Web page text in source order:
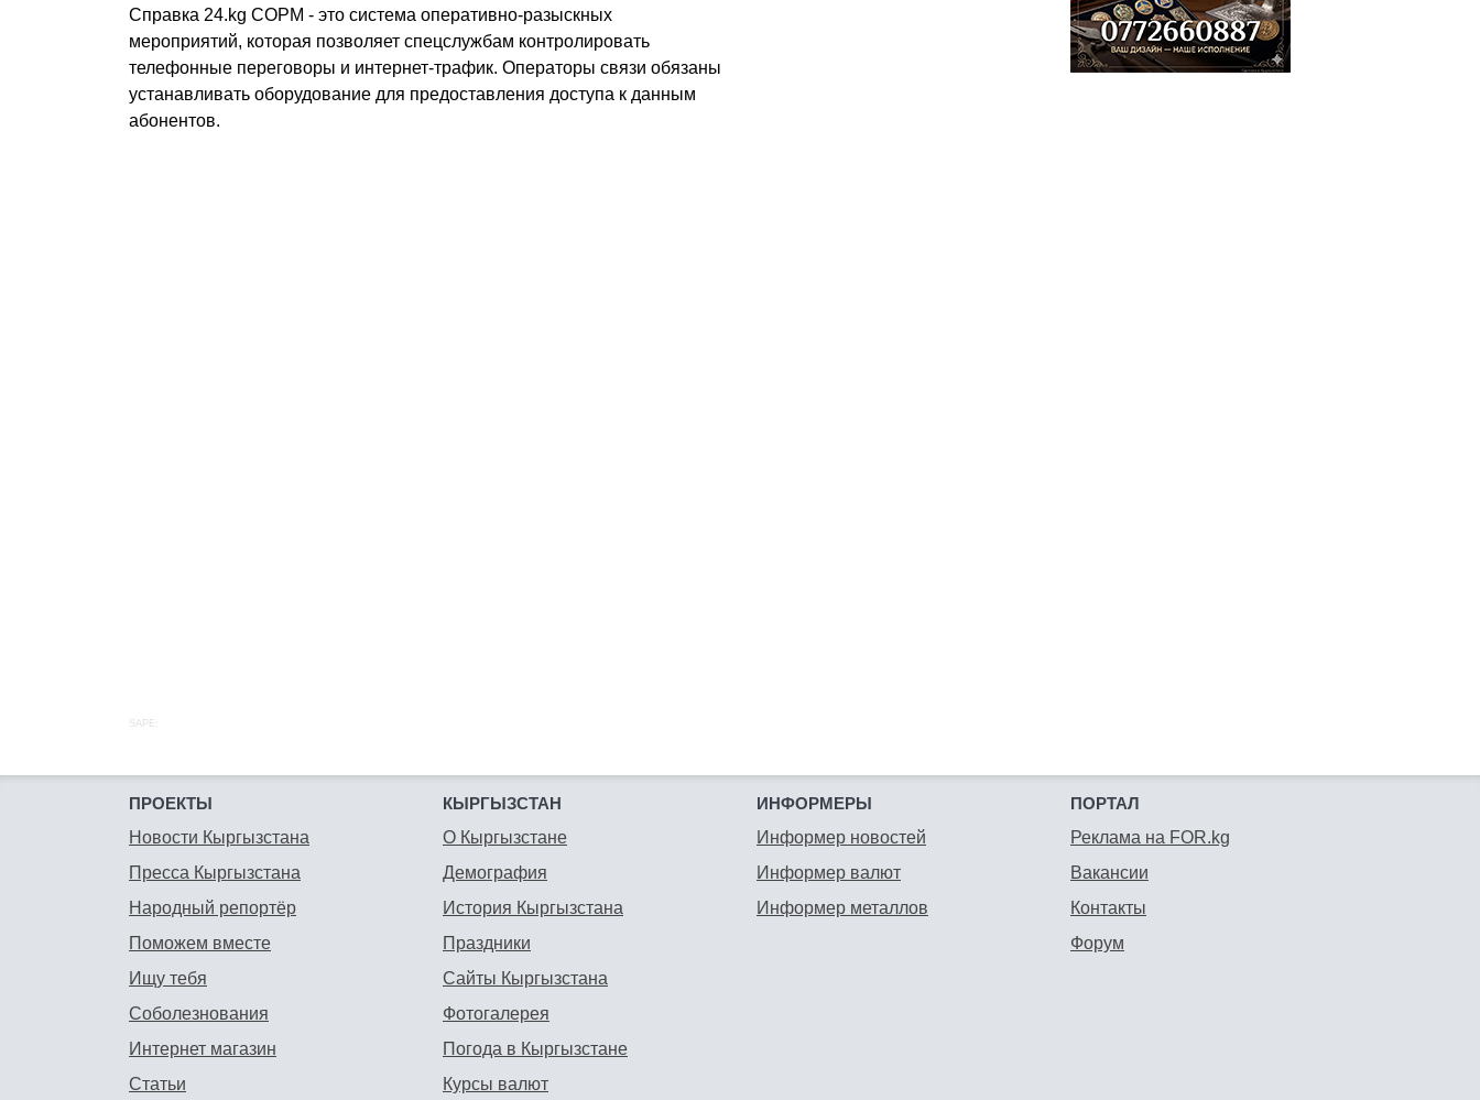
Справка 24.kg СОРМ - это система оперативно-разыскных
мероприятий, которая позволяет спецслужбам контролировать
телефонные переговоры и интернет-трафик. Операторы связи обязаны
устанавливать оборудование для предоставления доступа к данным
абонентов.
SAPE:
ПРОЕКТЫ
Новости Кыргызстана
Пресса Кыргызстана
Народный репортёр
Поможем вместе
Ищу тебя
Соболезнования
Интернет магазин
Статьи
КЫРГЫЗСТАН
О Кыргызстане
Демография
История Кыргызстана
Праздники
Сайты Кыргызстана
Фотогалерея
Погода в Кыргызстане
Курсы валют
ИНФОРМЕРЫ
Информер новостей
Информер валют
Информер металлов
ПОРТАЛ
Реклама на FOR.kg
Вакансии
Контакты
Форум